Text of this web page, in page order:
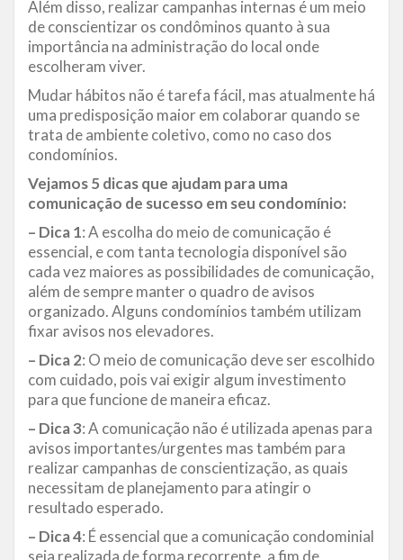
Além disso, realizar campanhas internas é um meio
de conscientizar os condôminos quanto à sua
importância na administração do local onde
escolheram viver.
Mudar hábitos não é tarefa fácil, mas atualmente há
uma predisposição maior em colaborar quando se
trata de ambiente coletivo, como no caso dos
condomínios.
Vejamos 5 dicas que ajudam para uma
comunicação de sucesso em seu condomínio:
– Dica 1: A escolha do meio de comunicação é
essencial, e com tanta tecnologia disponível são
cada vez maiores as possibilidades de comunicação,
além de sempre manter o quadro de avisos
organizado. Alguns condomínios também utilizam
fixar avisos nos elevadores.
– Dica 2: O meio de comunicação deve ser escolhido
com cuidado, pois vai exigir algum investimento
para que funcione de maneira eficaz.
– Dica 3: A comunicação não é utilizada apenas para
avisos importantes/urgentes mas também para
realizar campanhas de conscientização, as quais
necessitam de planejamento para atingir o
resultado esperado.
– Dica 4: É essencial que a comunicação condominial
seja realizada de forma recorrente, a fim de